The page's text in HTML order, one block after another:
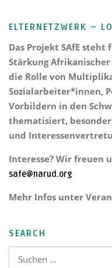
ELTERNETZWERK –
Das Projekt SAfE steht
Stärkung
die Rolle von
Sozialarbeiter*innen,
Vorbildern in den
thematisiert,
und
Interesse? Wir freuen
safe@narud.org
Mehr Infos unter
SEARCH
Suchen nach: